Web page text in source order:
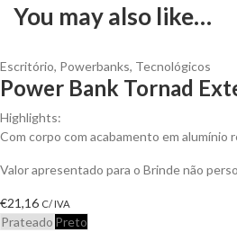
You may also like…
Escritório, Powerbanks, Tecnológicos
Power Bank Tornad
Highlights:
Com corpo com acabamento em alumínio
Valor apresentado para o Brinde não
€21,16 C/ IVA
Prateado Preto